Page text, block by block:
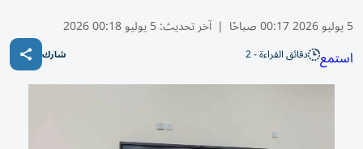
5 يوليو 2026 00:17 صباحًا | آخر تحديث:5 يوليو 00:18 2026
استمع دقائق القراءة - 2 شارك